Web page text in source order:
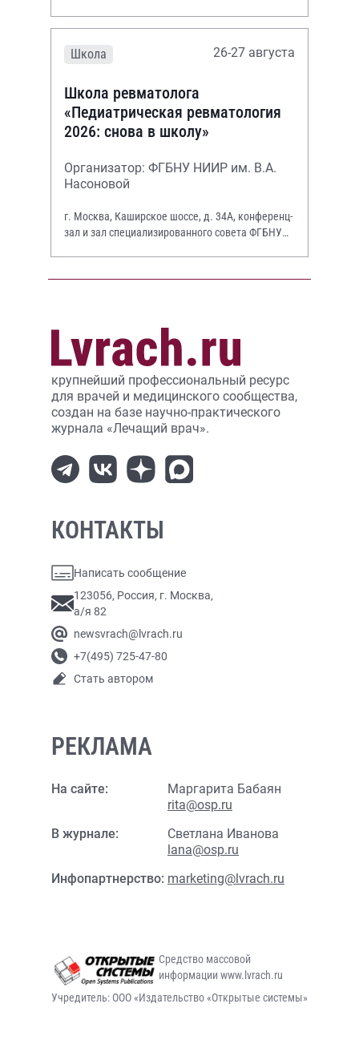
Школа 26-27 августа
Школа ревматолога
«Педиатрическая ревматология
2026: снова в школу»
Организатор: ФГБНУ НИИР им. В.А.
Насоновой
г. Москва, Каширское шоссе, д. 34А, конференц-
зал и зал специализированного совета ФГБНУ
крупнейший профессиональный ресурс
для врачей и медицинского сообщества,
создан на базе научно-практического
журнала «Лечащий врач».
КОНТАКТЫ
Написать сообщение
123056, Россия, г. Москва,
а/я 82
newsvrach@lvrach.ru
+7(495) 725-47-80
Стать автором
РЕКЛАМА
На сайте:
Маргарита Бабаян
rita@osp.ru
В журнале:
Светлана Иванова
lana@osp.ru
Инфопартнерство: marketing@lvrach.ru
Средство массовой
информации www.lvrach.ru
Учредитель: ООО «Издательство «Открытые системы»